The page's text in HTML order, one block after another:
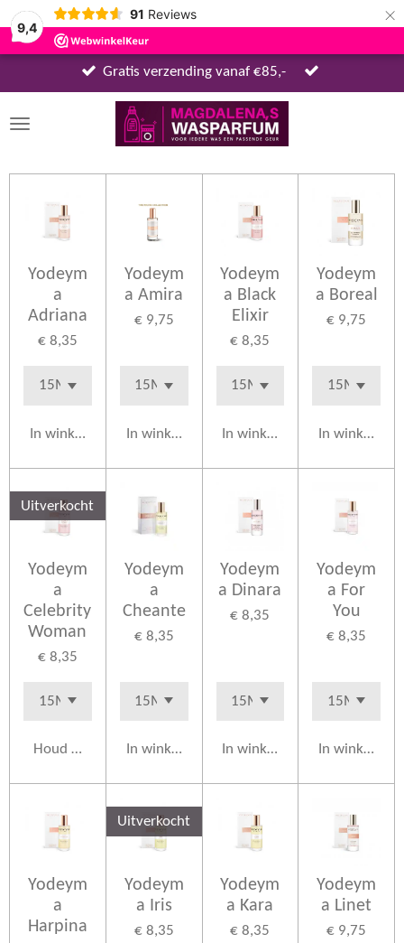
9,4
91 Reviews ×
Gratis verzending vanaf €85,-
Yodeym
a
Adriana
€ 8,35
In winkelwagen
Yodeym
a Amira
€ 9,75
In winkelwagen
Yodeym
a Black
Elixir
€ 8,35
In winkelwagen
Yodeym
a Boreal
€ 9,75
In
Uitverkocht
Yodeym
a
Celebrity
Woman
€ 8,35
Houd mij op de hoogte
Yodeym
a
Cheante
€ 8,35
In winkelwagen
Yodeym
a Dinara
€ 8,35
In winkelwagen
Yodeym
a For
You
€ 8,35
In
Yodeym
a
Harpina
Uitverkocht
Yodeym
a Iris
€ 8,35
Yodeym
a Kara
€ 8,35
Yodeym
a Linet
€ 9,75